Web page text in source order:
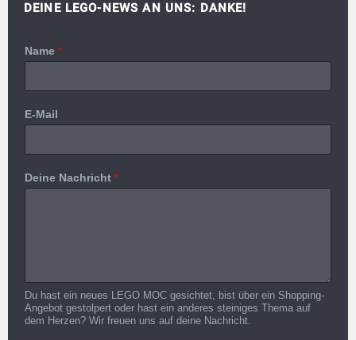
DEINE LEGO-NEWS AN UNS: DANKE!
Name *
E-Mail
Deine Nachricht *
Du hast ein neues LEGO MOC gesichtet, bist über ein Shopping-
Angebot gestolpert oder hast ein anderes steiniges Thema auf
dem Herzen? Wir freuen uns auf deine Nachricht.